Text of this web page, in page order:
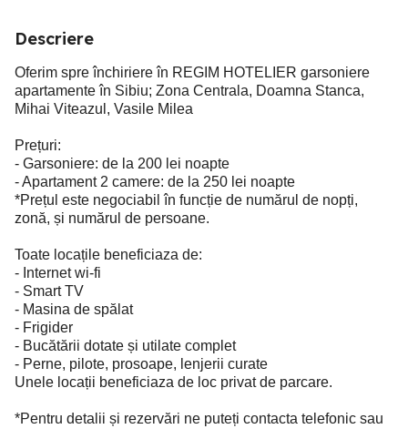
Descriere
Oferim spre închiriere în REGIM HOTELIER garsoniere
apartamente în Sibiu; Zona Centrala, Doamna Stanca,
Mihai Viteazul, Vasile Milea
Prețuri:
- Garsoniere: de la 200 lei noapte
- Apartament 2 camere: de la 250 lei noapte
*Prețul este negociabil în funcție de numărul de nopți,
zonă, și numărul de persoane.
Toate locațile beneficiaza de:
- Internet wi-fi
- Smart TV
- Masina de spălat
- Frigider
- Bucătării dotate și utilate complet
- Perne, pilote, prosoape, lenjerii curate
Unele locații beneficiaza de loc privat de parcare.
*Pentru detalii și rezervări ne puteți contacta telefonic sau